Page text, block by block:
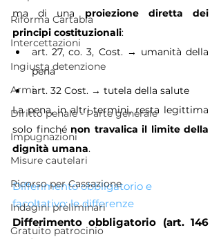
Riforma Cartabia
Intercettazioni
Ingiusta detenzione
Armi
Diritto penale - Parte generale
Impugnazioni
Misure cautelari
Ricorso per Cassazione
Indagini preliminari
Gratuito patrocinio
ma di una proiezione diretta dei
principi costituzionali:
art. 27, co. 3, Cost. → umanità della
pena
art. 32 Cost. → tutela della salute
La pena, in altri termini, resta legittima
solo finché non travalica il limite della
dignità umana.
Differimento obbligatorio e
facoltativo: le differenze
Differimento obbligatorio (art. 146